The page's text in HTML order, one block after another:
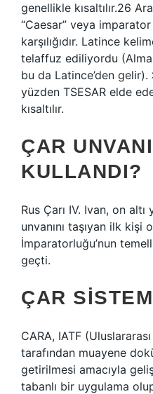
genellikle kısaltılır.26
“Caesar” veya
karşılığıdır. Latince
telaffuz ediliyordu
bu da Latince’den gelir).
yüzden TSESAR elde
kısaltılır.
ÇAR
KULLANDI?
Rus Çarı IV. Ivan, on
unvanını taşıyan ilk kişi
İmparatorluğu’nun
geçti.
ÇAR
CARA, IATF
tarafından muayene
getirilmesi amacıyla
tabanlı bir uygulama